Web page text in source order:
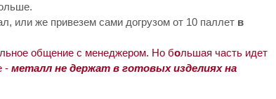
или же привезем сами догрузом от 10 паллет в
общение с менеджером. Но большая часть идет
- металл не держат в готовых изделиях на